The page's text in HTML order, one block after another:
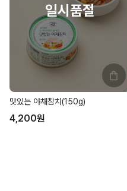
맛있는 야채참치(150g)
4,200원